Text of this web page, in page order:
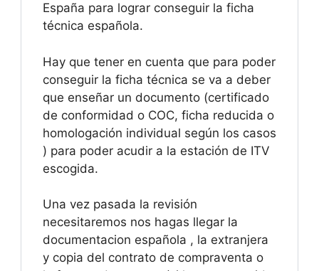
España para lograr conseguir la ficha
técnica española.
Hay que tener en cuenta que para poder
conseguir la ficha técnica se va a deber
que enseñar un documento (certificado
de conformidad o COC, ficha reducida o
homologación individual según los casos
) para poder acudir a la estación de ITV
escogida.
Una vez pasada la revisión
necesitaremos nos hagas llegar la
documentacion española , la extranjera
y copia del contrato de compraventa o